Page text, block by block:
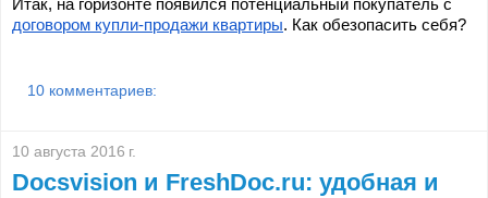
договором купли-продажи квартиры. Как обезопасить себя?
10 комментариев:
10 августа 2016 г.
Docsvision и FreshDoc.ru: удобная и